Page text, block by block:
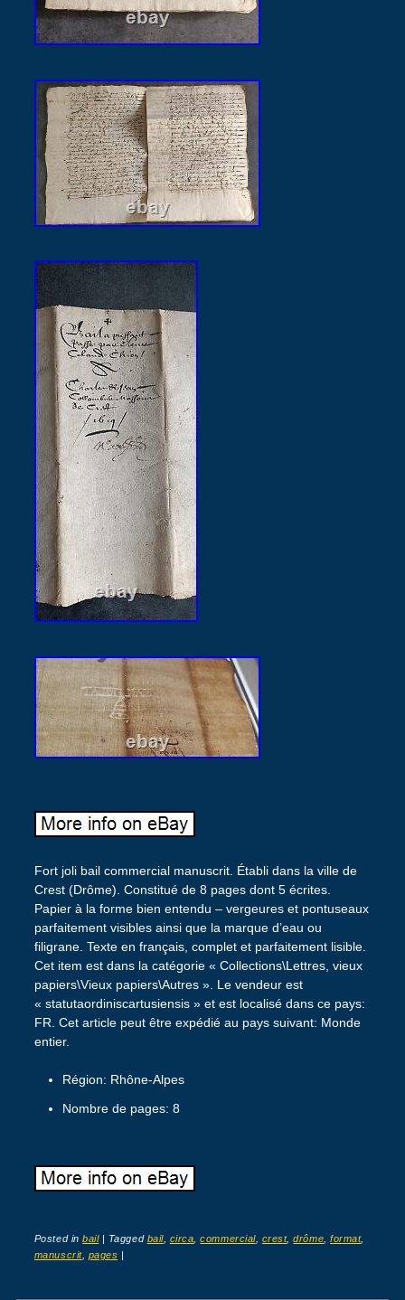
Fort joli bail commercial manuscrit. Établi dans la ville de
Crest (Drôme). Constitué de 8 pages dont 5 écrites.
Papier à la forme bien entendu – vergeures et pontuseaux
parfaitement visibles ainsi que la marque d’eau ou
filigrane. Texte en français, complet et parfaitement lisible.
Cet item est dans la catégorie « Collections\Lettres, vieux
papiers\Vieux papiers\Autres ». Le vendeur est
« statutaordiniscartusiensis » et est localisé dans ce pays:
FR. Cet article peut être expédié au pays suivant: Monde
entier.
Région: Rhône-Alpes
Nombre de pages: 8
Posted inbail | Tagged bail, circa ,commercial, crest,drôme ,format,
manuscrit, pages |